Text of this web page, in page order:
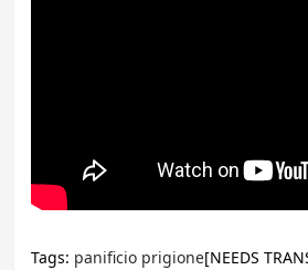
Tags: panificio prigione[NEEDS